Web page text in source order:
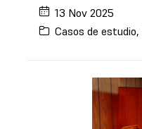
13 Nov 2025
Casos de estudio,